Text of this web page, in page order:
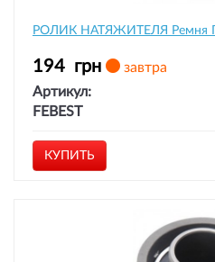
РОЛИК НАТЯЖИТЕЛЯ Ремня
194 грн
завтра
Артикул:
FEBEST
КУПИТЬ